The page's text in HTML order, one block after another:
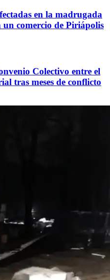
en la madrugada
comercio de Piriápolis
Colectivo entre el
tras meses de conflicto